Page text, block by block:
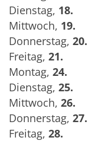
Dienstag, 18.
Mittwoch, 19.
Donnerstag, 20.
Freitag, 21.
Montag, 24.
Dienstag, 25.
Mittwoch, 26.
Donnerstag, 27.
Freitag, 28.